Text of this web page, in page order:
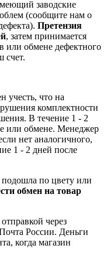
заводские
(сообщите нам о
Претензия
, затем принимается
или обмене дефектного
счет.
учесть, что на
комплектности
В течение 1 - 2
или обмене. Менеджер
нет аналогичного,
1 - 2 дней после
по цвету или
обмен на товар
через
России. Деньги
когда магазин